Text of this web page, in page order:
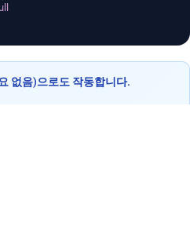
없음)으로도 작동합니다.